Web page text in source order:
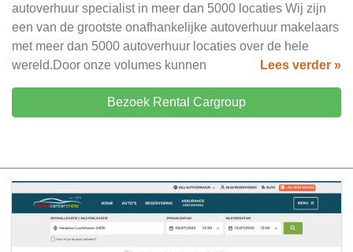
autoverhuur specialist in meer dan 5000 locaties Wij zijn
een van de grootste onafhankelijke autoverhuur makelaars
met meer dan 5000 autoverhuur locaties over de hele
wereld.Door onze volumes kunnen
Lees verder »
Bezoek Rental Cargroup